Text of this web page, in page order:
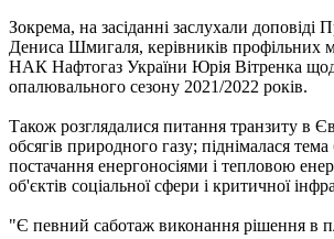
Зокрема, на засіданні заслухали доповіді
Дениса Шмигаля, керівників профільних
НАК Нафтогаз України Юрія Вітренка
опалювального сезону 2021/2022 років.
Також розглядалися питання транзиту в
обсягів природного газу; піднімалася тема
постачання енергоносіями і тепловою
об'єктів соціальної сфери і критичної
"Є певний саботаж виконання рішення в